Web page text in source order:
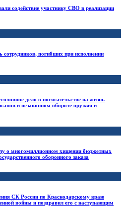
содействие участнику СВО в реализации
сотрудников, погибших при исполнении
дело о посягательстве на жизнь
и незаконном обороте оружия и
о многомиллионном хищении бюджетных
оборонного заказа
СК России по Краснодарскому краю
войны и поздравил его с наступающим